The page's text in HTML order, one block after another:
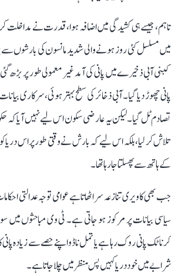
تاہم، جیسے ہی کشیدگی میں اضافہ ہوا، قدرت نے مداخلت
میں مسلسل کئی روز ہونے والی شدید مانسون کی بارشوں
کبنی آبی ذخیرے میں پانی کی آمد غیر معمولی طور پر بڑھ
پانی چھوڑ دیا گیا۔ آبی ذخائر کی سطح بہتر ہوئی، سرکاری
تصادم ٹل گیا۔ لیکن یہ عارضی سکون اس لیے نہیں آیا
تلاش کر لیا، بلکہ اس لیے کہ بارش نے وقتی طور پر اس
کے ہاتھ سے پھسلتا جا رہا تھا۔
جب بھی کاویری تنازعہ سر اٹھاتا ہے عوامی توجہ عدالتی
سیاسی بیانات پر مرکوز ہو جاتی ہے۔ ٹی وی مباحثوں میں
کرناٹک پانی روک رہا ہے یا تمل ناڈو اپنے حصے سے زیادہ
شرابے میں خود دریا کہیں پس منظر میں چلا جاتا ہے۔